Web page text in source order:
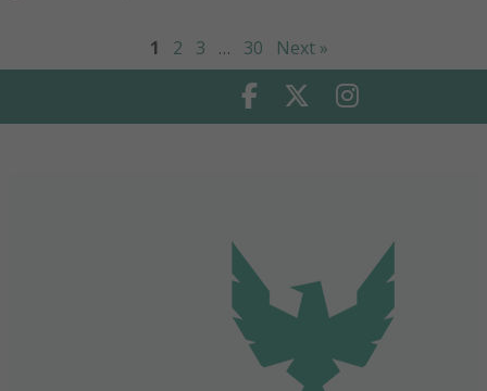
1 2 3 … 30 Next »
Facebook Twitter Instagram